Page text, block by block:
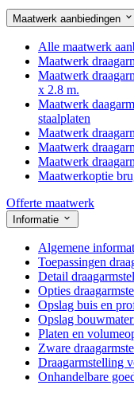
Maatwerk aanbiedingen
Alle maatwerk
Maatwerk
Maatwerk
x 2.8 m.
Maatwerk
staalplaten
Maatwerk
Maatwerk
Maatwerk
Maatwerkoptie
Offerte maatwerk
Informatie
Algemene
Toepassingen
Detail
Opties
Opslag buis en
Opslag
Platen en
Zware
Draagarmstelling
Onhandelbare